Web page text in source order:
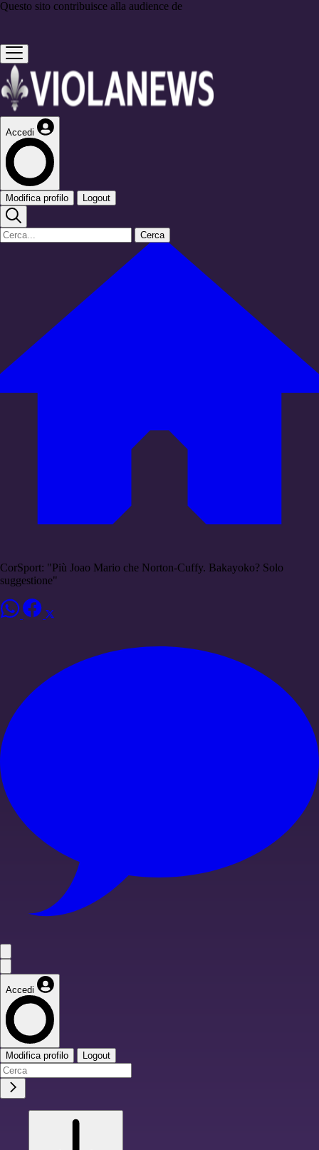
Questo sito contribuisce alla audience de
Accedi
Modifica profilo Logout
Cerca
CorSport: "Più Joao Mario che Norton-Cuffy. Bakayoko? Solo
suggestione"
Accedi
Modifica profilo Logout